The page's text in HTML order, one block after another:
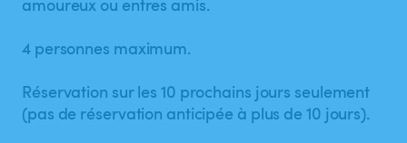
4 personnes maximum.
Réservation sur les 10 prochains jours seulement
(pas de réservation anticipée à plus de 10 jours).